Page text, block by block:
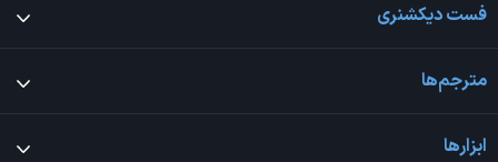
فست دیکشنری
مترجم‌ها
ابزارها